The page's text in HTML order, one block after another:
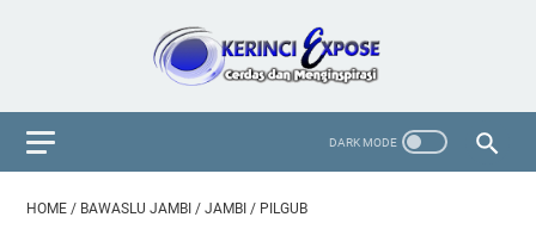
HOME / BAWASLU JAMBI / JAMBI / PILGUB